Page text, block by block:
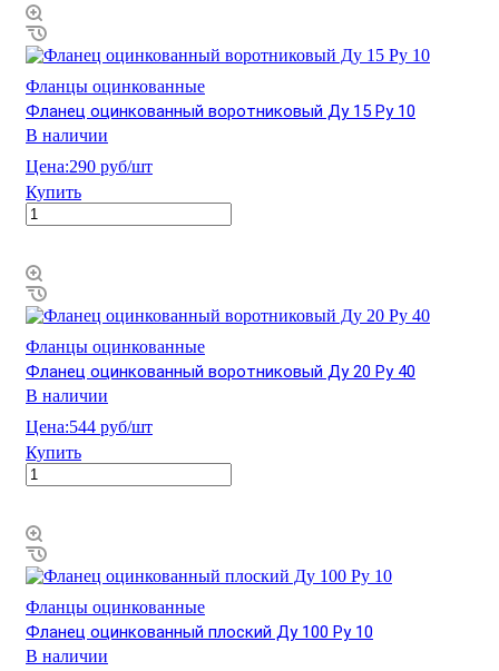
Фланцы оцинкованные
Фланец оцинкованный воротниковый Ду 15 Ру 10
В наличии
Цена:290 руб/шт
Купить
Фланцы оцинкованные
Фланец оцинкованный воротниковый Ду 20 Ру 40
В наличии
Цена:544 руб/шт
Купить
Фланцы оцинкованные
Фланец оцинкованный плоский Ду 100 Ру 10
В наличии